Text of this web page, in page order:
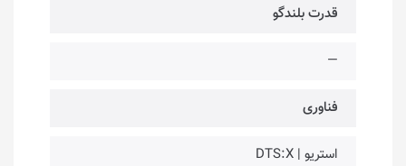
قدرت بلندگو
—
فناوری‌
استریو | DTS:X